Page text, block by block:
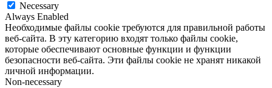
Necessary
Always Enabled
Необходимые файлы cookie требуются для правильной работы
веб-сайта. В эту категорию входят только файлы cookie,
которые обеспечивают основные функции и функции
безопасности веб-сайта. Эти файлы cookie не хранят никакой
личной информации.
Non-necessary